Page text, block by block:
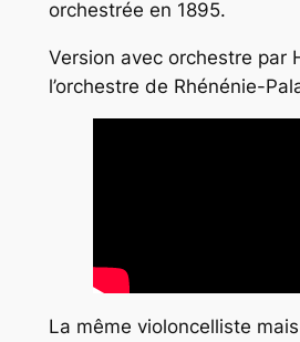
orchestrée en 1895.
Version avec orchestre par
l’orchestre de Rhénénie-
La même violoncelliste